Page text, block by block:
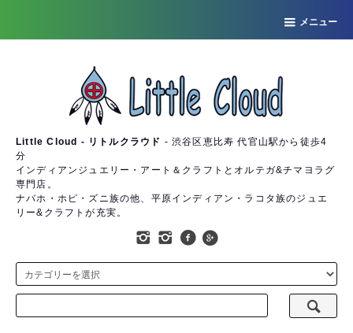
メニュー
Little Cloud - リトルクラウド - 渋谷区恵比寿 代官山駅から徒歩4
分
インディアンジュエリー・アート＆クラフトとオルテガ&チマヨラグ
専門店。
ナバホ・ホピ・ズニ族の他、平原インディアン・ラコタ族のジュエ
リー&クラフトが充実。